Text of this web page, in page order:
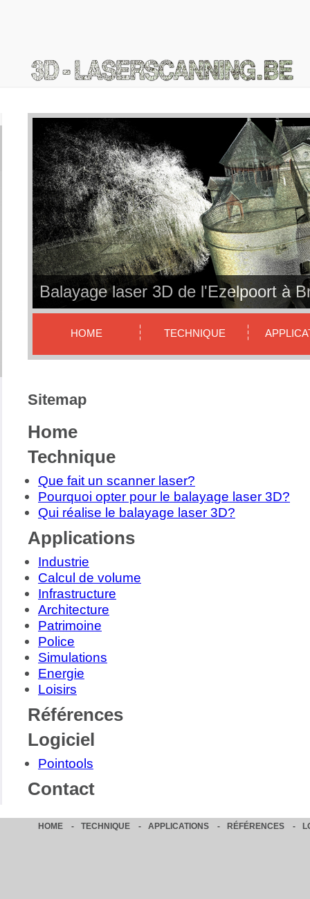
Balayage laser 3D de l'Ezelpoort à
HOME TECHNIQUE
Sitemap
Home
Technique
Que fait un scanner laser?
Pourquoi opter pour le balayage laser 3D?
Qui réalise le balayage laser 3D?
Applications
Industrie
Calcul de volume
Infrastructure
Architecture
Patrimoine
Police
Simulations
Energie
Loisirs
Références
Logiciel
Pointools
Contact
HOME - TECHNIQUE - APPLICATIONS - RÉFÉRENCES -